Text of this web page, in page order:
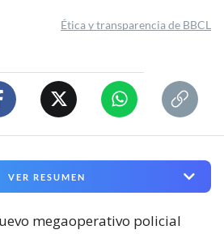
Ética y transparencia de BBCL
VER RESUMEN
megaoperativo policial